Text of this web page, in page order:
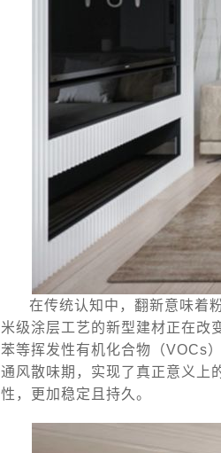
在传统认知中，翻新意味着
米级涂层工艺的新型建材正在改
苯等挥发性有机化合物（VOCs
通风散味期，实现了真正意义上
性，更加稳定且持久。